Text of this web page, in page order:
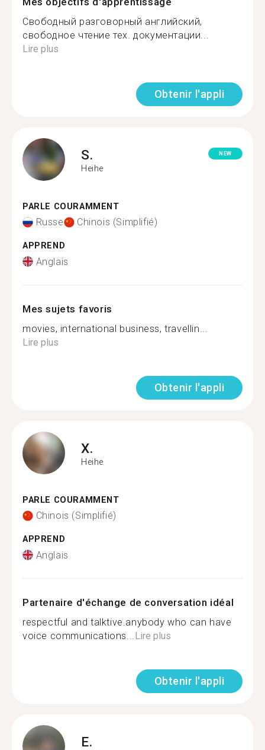
Свободный разговорный английский,
свободное чтение тех. документации...
Lire plus
Obtenir l'appli
S.
Heihe
NEW
PARLE COURAMMENT
Russe Chinois (Simplifié)
APPREND
Anglais
Mes sujets favoris
movies, international business, travellin...
Lire plus
Obtenir l'appli
X.
Heihe
PARLE COURAMMENT
Chinois (Simplifié)
APPREND
Anglais
Partenaire d'échange de conversation idéal
respectful and talktive.anybody who can have
voice communications... Lire plus
Obtenir l'appli
E.